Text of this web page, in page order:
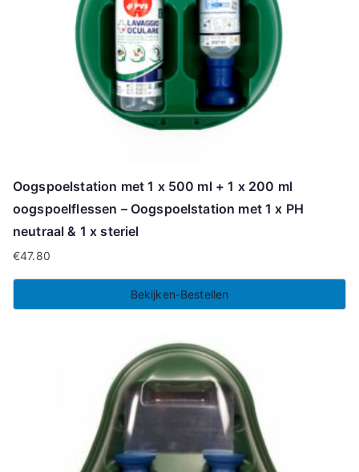
Oogspoelstation met 1 x 500 ml + 1 x 200 ml
oogspoelflessen – Oogspoelstation met 1 x PH
neutraal & 1 x steriel
€47.80
Bekijken-Bestellen